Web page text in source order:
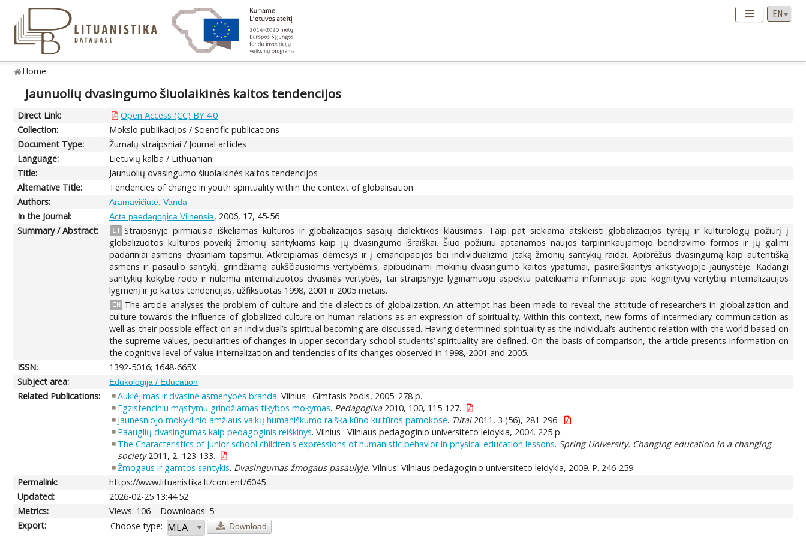
Home
Jaunuolių dvasingumo šiuolaikinės kaitos tendencijos
Direct Link:
Open Access (CC) BY 4.0
Collection:
Mokslo publikacijos / Scientific publications
Document Type:
Žurnalų straipsniai / Journal articles
Language:
Lietuvių kalba / Lithuanian
Title:
Jaunuolių dvasingumo šiuolaikinės kaitos tendencijos
Alternative Title:
Tendencies of change in youth spirituality within the context of globalisation
Authors:
Aramavičiūtė, Vanda
In the Journal: Acta paedagogica Vilnensia, 2006, 17, 45-56
Summary / Abstract:
LT Straipsnyje pirmiausia iškeliamas kultūros ir globalizacijos sąsajų dialektikos klausimas. Taip pat siekiama atskleisti globalizacijos tyrėjų ir kultūrologų požiūrį į
globalizuotos kultūros poveikį žmonių santykiams kaip jų dvasingumo išraiškai. Šiuo požiūriu aptariamos naujos tarpininkaujamojo bendravimo formos ir jų galimi
padariniai asmens dvasiniam tapsmui. Atkreipiamas dėmesys ir į emancipacijos bei individualizmo įtaką žmonių santykių raidai. Apibrėžus dvasingumą kaip autentišką
asmens ir pasaulio santykį, grindžiamą aukščiausiomis vertybėmis, apibūdinami mokinių dvasingumo kaitos ypatumai, pasireiškiantys ankstyvojoje jaunystėje. Kadangi
santykių kokybę rodo ir nulemia internalizuotos dvasinės vertybės, tai straipsnyje lyginamuoju aspektu pateikiama informacija apie kognityvų vertybių internalizacijos
lygmenį ir jo kaitos tendencijas, užfiksuotas 1998, 2001 ir 2005 metais.
EN
The article analyses the problem of culture and the dialectics of globalization. An attempt has been made to reveal the attitude of researchers in globalization and
culture towards the influence of globalized culture on human relations as an expression of spirituality. Within this context, new forms of intermediary communication as
well as their possible effect on an individual’s spiritual becoming are discussed. Having determined spirituality as the individual’s authentic relation with the world based on
the supreme values, peculiarities of changes in upper secondary school students’ spirituality are defined. On the basis of comparison, the article presents information on
the cognitive level of value internalization and tendencies of its changes observed in 1998, 2001 and 2005.
ISSN:
1392-5016; 1648-665X
Subject area:
Edukologija / Education
Related Publications: Auklėjimas ir dvasinė asmenybės branda. Vilnius : Gimtasis žodis, 2005. 278 p.
Egzistenciniu mąstymu grindžiamas tikybos mokymas. Pedagogika2010, 100, 115-127.
Jaunesniojo mokyklinio amžiaus vaikų humaniškumo raiška kūno kultūros pamokose. Tiltai2011, 3 (56), 281-296.
Paauglių dvasingumas kaip pedagoginis reiškinys. Vilnius : Vilniaus pedagoginio universiteto leidykla, 2004. 225 p.
The Characteristics of junior school children's expressions of humanistic behavior in physical education lessons. Spring University. Changing education in a changing
society2011, 2, 123-133.
Žmogaus ir gamtos santykis. Dvasingumas žmogaus pasaulyje. Vilnius: Vilniaus pedagoginio universiteto leidykla, 2009. P. 246-259.
Permalink:
https://www.lituanistika.lt/content/6045
Updated:
2026-02-25 13:44:52
Metrics:
Views: 106
Downloads: 5
Export:
Choose type: Download